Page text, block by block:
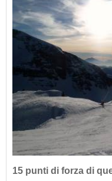
15 punti di forza di